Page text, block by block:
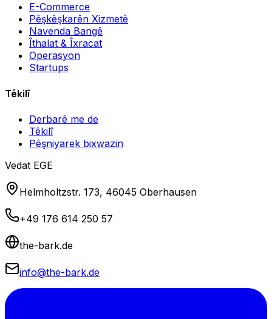
E-Commerce
Pêşkêşkarên Xizmetê
Navenda Bangê
Îthalat & Îxracat
Operasyon
Startups
Têkilî
Derbarê me de
Têkilî
Pêşniyarek bixwazin
Vedat EGE
Helmholtzstr. 173, 46045 Oberhausen
+49 176 614 250 57
the-bark.de
info@the-bark.de